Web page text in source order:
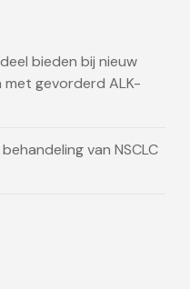
bieden bij nieuw
gevorderd ALK-
van NSCLC